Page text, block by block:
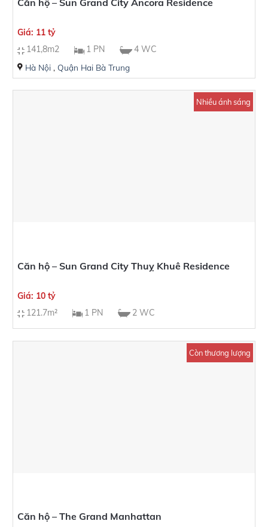
Căn hộ – Sun Grand City Ancora Residence
Giá: 11 tỷ
141,8m2
1 PN 4 WC
Hà Nội, Quận Hai Bà Trung
Nhiều ánh sáng
Căn hộ – Sun Grand City Thuỵ Khuê Residence
Giá: 10 tỷ
121.7m²
1 PN 2 WC
Còn thương lượng
Căn hộ – The Grand Manhattan